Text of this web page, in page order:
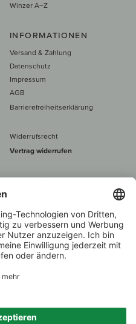
Winzer A–Z
INFORMATIONEN
Versand & Zahlung
Datenschutz
Impressum
AGB
Barrierefreiheitserklärung
Widerrufsrecht
Vertrag widerrufen
Alle Preise inkl. MwSt., zzgl. 5 €
60 € versand­kosten­
Beratung unter
Weinhändler
des Jahres 2022